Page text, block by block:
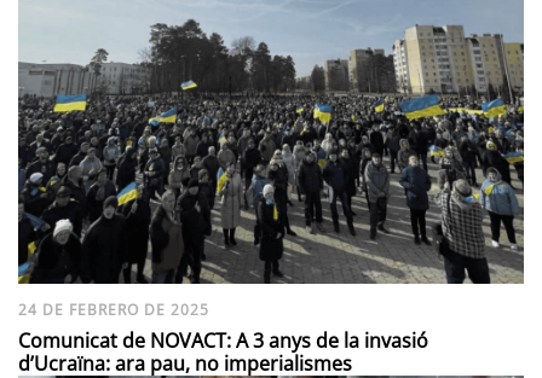
24 DE FEBRERO DE 2025
Comunicat de NOVACT: A 3 anys de la invasió
d’Ucraïna: ara pau, no imperialismes